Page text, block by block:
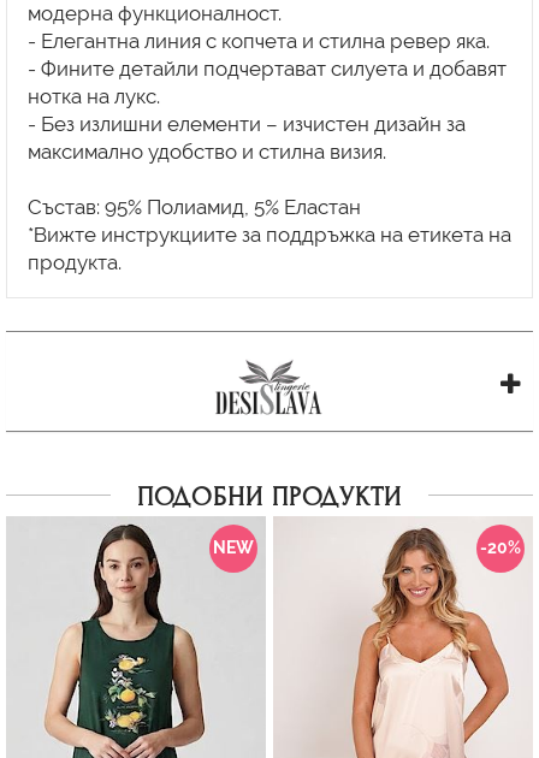
модерна функционалност.
- Елегантна линия с копчета и стилна ревер яка.
- Фините детайли подчертават силуета и добавят
нотка на лукс.
- Без излишни елементи – изчистен дизайн за
максимално удобство и стилна визия.
Състав: 95% Полиамид, 5% Еластан
*Вижте инструкциите за поддръжка на етикета на
продукта.
ПОДОБНИ ПРОДУКТИ
NEW -20%